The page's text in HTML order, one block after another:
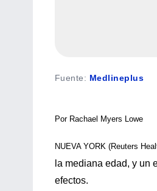
Fuente: Medlineplus
Por Rachael Myers Lowe
NUEVA YORK (Reuters
la mediana edad, y un
efectos.